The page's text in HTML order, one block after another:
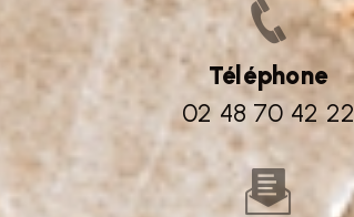
Téléphone
02 48 70 42 22